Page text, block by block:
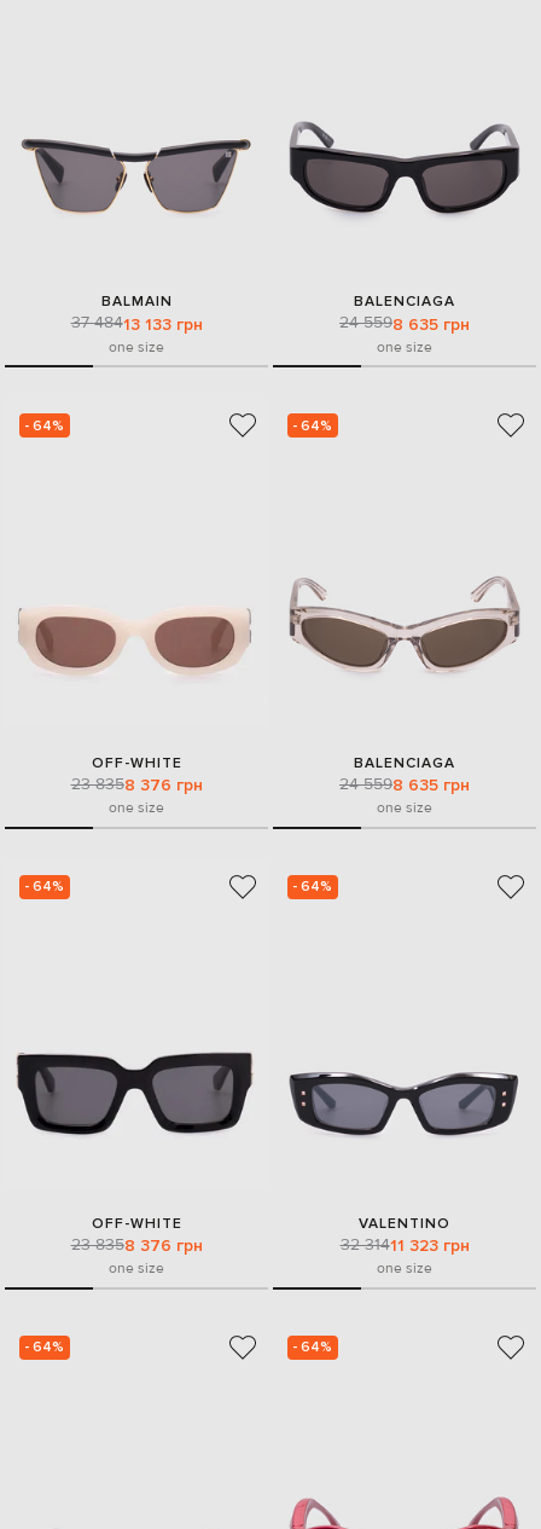
BALMAIN
37 48413 133 грн
one size
BALENCIAGA
24 5598 635 грн
one size
- 64%
OFF-WHITE
23 8358 376 грн
one size
- 64%
BALENCIAGA
24 5598 635 грн
one size
- 64%
OFF-WHITE
23 8358 376 грн
one size
- 64%
VALENTINO
32 31411 323 грн
one size
- 64% - 64%